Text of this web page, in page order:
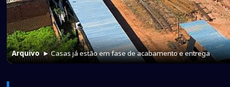
Arquivo► Casas já estão em fase de acabamento e entrega